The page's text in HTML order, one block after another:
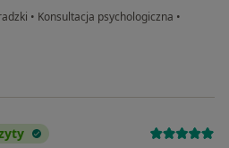
• Konsultacja psychologiczna •